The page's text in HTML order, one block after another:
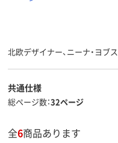
北欧デザイナー、ニーナ・ヨブ
共通仕様
総ページ数 32ページ
全6商品あります